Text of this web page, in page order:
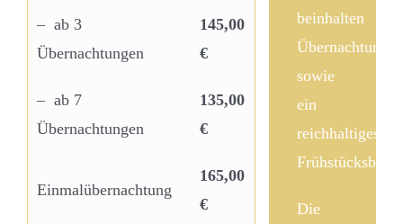
– ab 3
Übernachtungen
145,00
€
– ab 7
Übernachtungen
135,00
€
Einmalübernachtung
165,00
€
beinhalten
Übernachtung
sowie
ein
reichhaltiges
Die